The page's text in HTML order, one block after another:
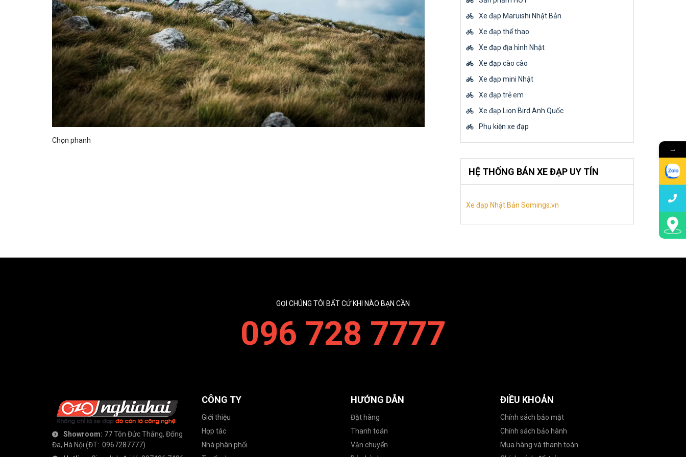
Chọn phanh
Xe đạp Maruishi Nhật Bản
Xe đạp thể thao
Xe đạp địa hình Nhật
Xe đạp cào cào
Xe đạp mini Nhật
Xe đạp trẻ em
Xe đạp Lion Bird Anh Quốc
Phụ kiện xe đạp
HỆ THỐNG BÁN XE ĐẠP UY TÍN
Xe đạp Nhật Bản Somings.vn
GỌI CHÚNG TÔI BẤT CỨ KHI NÀO BẠN CẦN
096 728 7777
Showroom: 77 Tôn Đức Thắng, Đống
Đa, Hà Nội (ĐT: 0967287777)
CÔNG TY
Giới thiệu
Hợp tác
Nhà phân phối
HƯỚNG DẪN
Đặt hàng
Thanh toán
Vận chuyển
ĐIỀU KHOẢN
Chính sách bảo mật
Chính sách bảo hành
Mua hàng và thanh toán
→